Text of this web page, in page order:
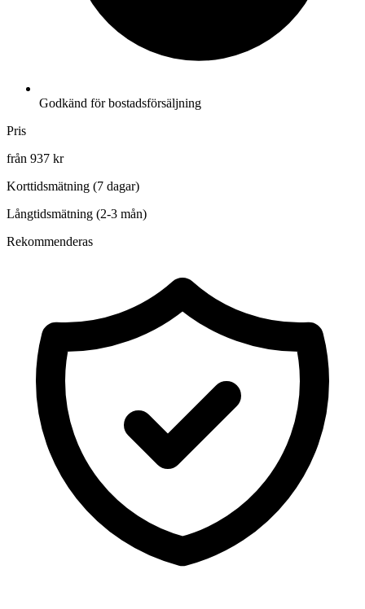
Godkänd för bostadsförsäljning
Pris
från 937 kr
Korttidsmätning (7 dagar)
Långtidsmätning (2-3 mån)
Rekommenderas